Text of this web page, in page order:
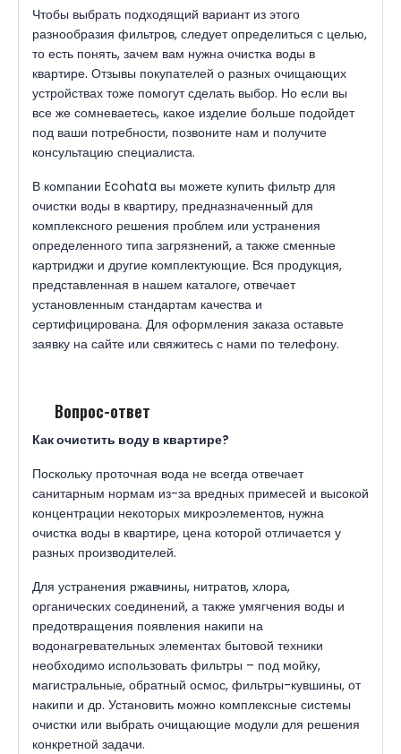
Чтобы выбрать подходящий вариант из этого
разнообразия фильтров, следует определиться с целью,
то есть понять, зачем вам нужна очистка воды в
квартире. Отзывы покупателей о разных очищающих
устройствах тоже помогут сделать выбор. Но если вы
все же сомневаетесь, какое изделие больше подойдет
под ваши потребности, позвоните нам и получите
консультацию специалиста.
В компании Ecohata вы можете купить фильтр для
очистки воды в квартиру, предназначенный для
комплексного решения проблем или устранения
определенного типа загрязнений, а также сменные
картриджи и другие комплектующие. Вся продукция,
представленная в нашем каталоге, отвечает
установленным стандартам качества и
сертифицирована. Для оформления заказа оставьте
заявку на сайте или свяжитесь с нами по телефону.
Вопрос-ответ
Как очистить воду в квартире?
Поскольку проточная вода не всегда отвечает
санитарным нормам из-за вредных примесей и высокой
концентрации некоторых микроэлементов, нужна
очистка воды в квартире, цена которой отличается у
разных производителей.
Для устранения ржавчины, нитратов, хлора,
органических соединений, а также умягчения воды и
предотвращения появления накипи на
водонагревательных элементах бытовой техники
необходимо использовать фильтры – под мойку,
магистральные, обратный осмос, фильтры-кувшины, от
накипи и др. Установить можно комплексные системы
очистки или выбрать очищающие модули для решения
конкретной задачи.